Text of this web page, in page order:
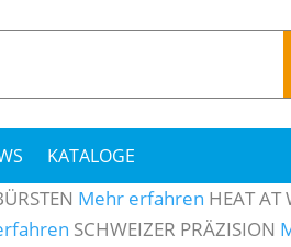
KATALOGE
Mehr erfahren HEAT AT
SCHWEIZER PRÄZISION